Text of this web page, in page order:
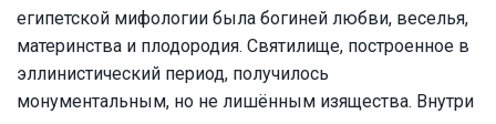
египетской мифологии была богиней любви, веселья,
материнства и плодородия. Святилище, построенное в
эллинистический период, получилось
монументальным, но не лишённым изящества. Внутри